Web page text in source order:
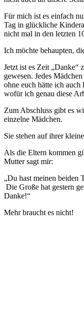
Für mich ist es einfach
Tag in glückliche
nicht mal in den letzten
Ich möchte behaupten,
Jetzt ist es Zeit „Danke“
gewesen. Jedes
ohne euch hätte ich
wofür ich genau diese
Zum Abschluss gibt es
einzelne Mädchen.
Sie stehen auf ihrer
Als die Eltern kommen
Mutter sagt mir:
„Du hast meinen beiden
Die Große hat gestern
Danke!“
Mehr braucht es nicht!